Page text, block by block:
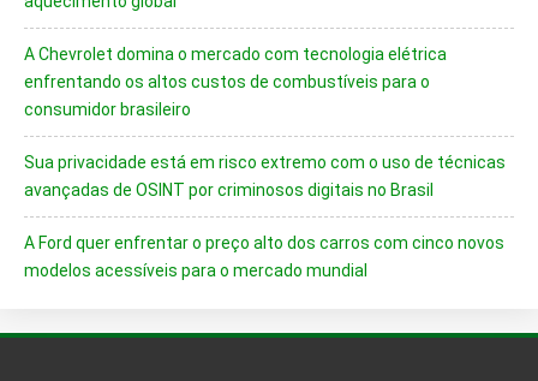
A Chevrolet domina o mercado com tecnologia elétrica
enfrentando os altos custos de combustíveis para o
consumidor brasileiro
Sua privacidade está em risco extremo com o uso de técnicas
avançadas de OSINT por criminosos digitais no Brasil
A Ford quer enfrentar o preço alto dos carros com cinco novos
modelos acessíveis para o mercado mundial